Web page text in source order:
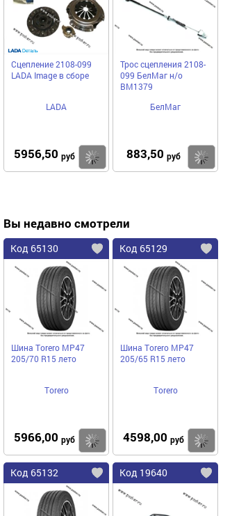
Сцепление 2108-099
LADA Image в сборе
LADA
5956,50 руб Купить
Трос сцепления 2108-
099 БелМаг н/о
BM1379
БелМаг
883,50 руб
Вы недавно смотрели
Код 65130
Шина Torero MP47
205/70 R15 лето
Torero
5966,00 руб Купить
Код 65129
Шина Torero MP47
205/65 R15 лето
Torero
4598,00 руб
Код 65132 Код 19640